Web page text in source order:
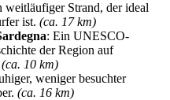
weitläufiger Strand, der ideal
ist. (ca. 17 km)
: Ein UNESCO-
der Region auf
(ca. 10 km)
weniger besuchter
(ca. 16 km)